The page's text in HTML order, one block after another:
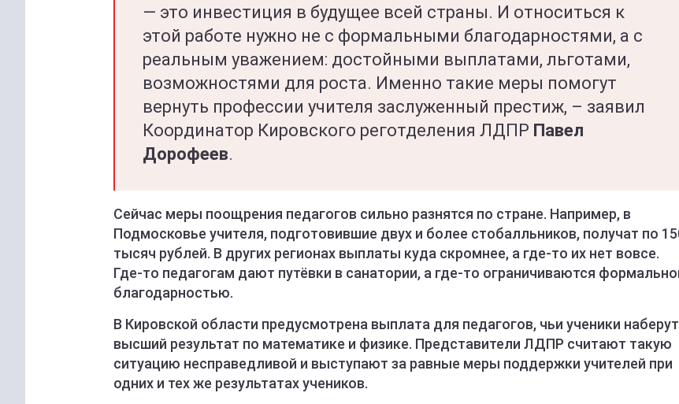
— это инвестиция в будущее всей страны. И относиться к
этой работе нужно не с формальными благодарностями, а с
реальным уважением: достойными выплатами, льготами,
возможностями для роста. Именно такие меры помогут
вернуть профессии учителя заслуженный престиж, – заявил
Координатор Кировского реготделения ЛДПР Павел
Дорофеев.
Сейчас меры поощрения педагогов сильно разнятся по стране. Например, в
Подмосковье учителя, подготовившие двух и более стобалльников, получат по
тысяч рублей. В других регионах выплаты куда скромнее, а где‑то их нет вовсе.
Где‑то педагогам дают путёвки в санатории, а где‑то ограничиваются
благодарностью.
В Кировской области предусмотрена выплата для педагогов, чьи ученики наберут
высший результат по математике и физике. Представители ЛДПР считают такую
ситуацию несправедливой и выступают за равные меры поддержки учителей при
одних и тех же результатах учеников.